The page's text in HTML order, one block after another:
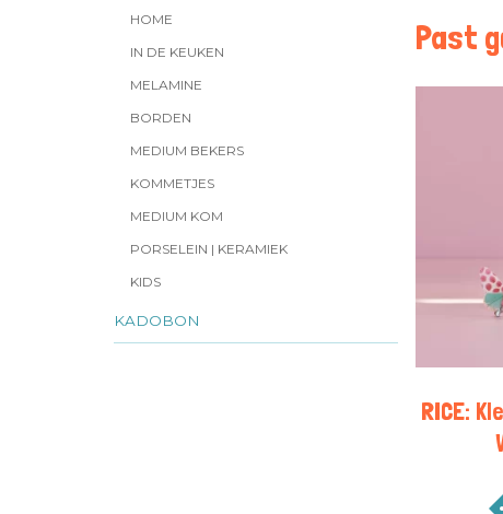
HOME
IN DE KEUKEN
MELAMINE
BORDEN
MEDIUM BEKERS
KOMMETJES
MEDIUM KOM
PORSELEIN | KERAMIEK
KIDS
KADOBON
Past
RICE: